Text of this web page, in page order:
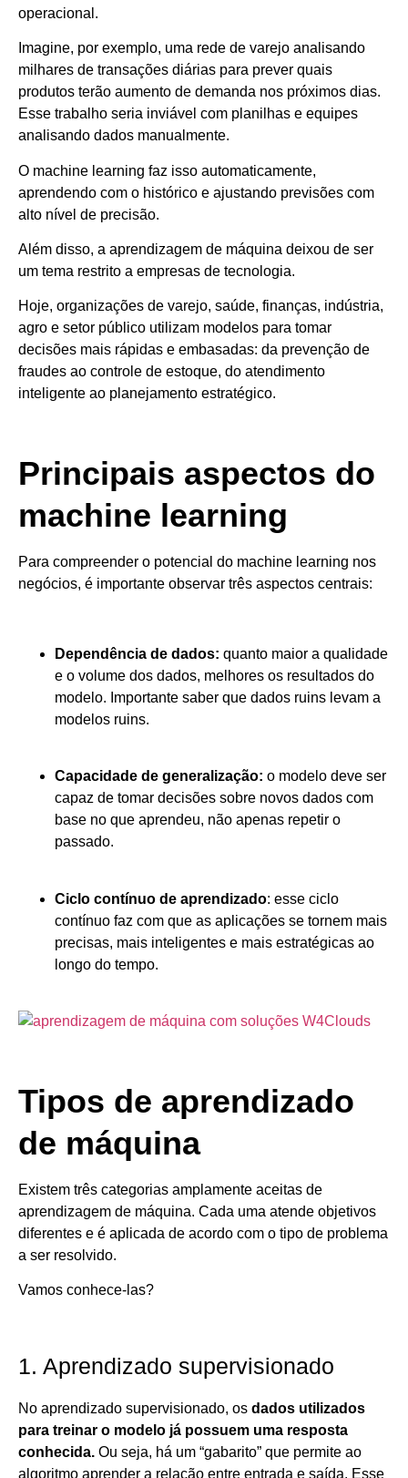
operacional.
Imagine, por exemplo, uma rede de varejo analisando
milhares de transações diárias para prever quais
produtos terão aumento de demanda nos próximos dias.
Esse trabalho seria inviável com planilhas e equipes
analisando dados manualmente.
O machine learning faz isso automaticamente,
aprendendo com o histórico e ajustando previsões com
alto nível de precisão.
Além disso, a aprendizagem de máquina deixou de ser
um tema restrito a empresas de tecnologia.
Hoje, organizações de varejo, saúde, finanças, indústria,
agro e setor público utilizam modelos para tomar
decisões mais rápidas e embasadas: da prevenção de
fraudes ao controle de estoque, do atendimento
inteligente ao planejamento estratégico.
Principais aspectos do
machine learning
Para compreender o potencial do machine learning nos
negócios, é importante observar três aspectos centrais:
Dependência de dados: quanto maior a qualidade
e o volume dos dados, melhores os resultados do
modelo. Importante saber que dados ruins levam a
modelos ruins.
Capacidade de generalização: o modelo deve ser
capaz de tomar decisões sobre novos dados com
base no que aprendeu, não apenas repetir o
passado.
Ciclo contínuo de aprendizado: esse ciclo
contínuo faz com que as aplicações se tornem mais
precisas, mais inteligentes e mais estratégicas ao
longo do tempo.
Tipos de aprendizado
de máquina
Existem três categorias amplamente aceitas de
aprendizagem de máquina. Cada uma atende objetivos
diferentes e é aplicada de acordo com o tipo de problema
a ser resolvido.
Vamos conhece-las?
1. Aprendizado supervisionado
No aprendizado supervisionado, os dados utilizados
para treinar o modelo já possuem uma resposta
conhecida. Ou seja, há um “gabarito” que permite ao
algoritmo aprender a relação entre entrada e saída. Esse